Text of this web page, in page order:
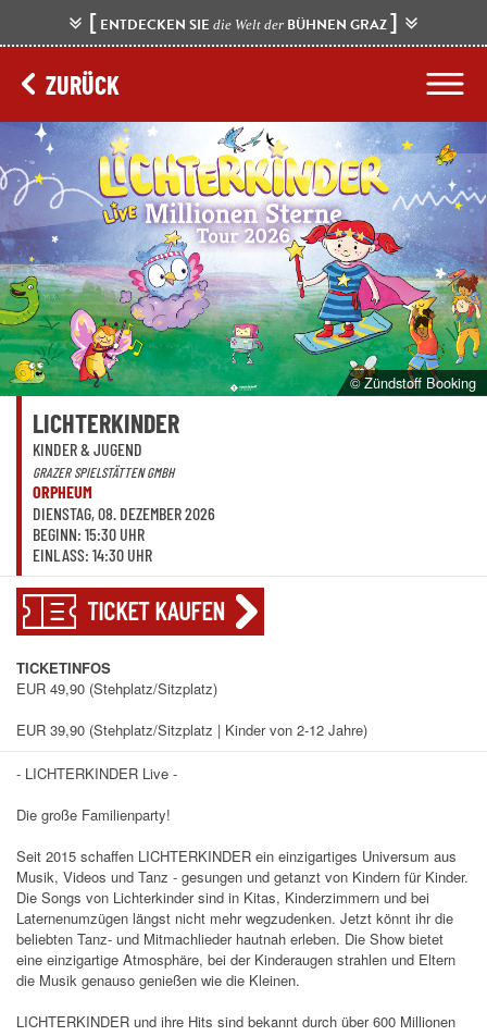
[ ENTDECKEN SIE die Welt der BÜHNEN GRAZ]
ZURÜCK
© Zündstoff Booking
LICHTERKINDER
KINDER & JUGEND
GRAZER SPIELSTÄTTEN GMBH
ORPHEUM
DIENSTAG, 08. DEZEMBER 2026
BEGINN: 15:30 UHR
EINLASS: 14:30 UHR
TICKET KAUFEN
TICKETINFOS
EUR 49,90 (Stehplatz/Sitzplatz)
EUR 39,90 (Stehplatz/Sitzplatz | Kinder von 2-12 Jahre)
- LICHTERKINDER Live -
Die große Familienparty!
Seit 2015 schaffen LICHTERKINDER ein einzigartiges Universum aus
Musik, Videos und Tanz - gesungen und getanzt von Kindern für Kinder.
Die Songs von Lichterkinder sind in Kitas, Kinderzimmern und bei
Laternenumzügen längst nicht mehr wegzudenken. Jetzt könnt ihr die
beliebten Tanz- und Mitmachlieder hautnah erleben. Die Show bietet
eine einzigartige Atmosphäre, bei der Kinderaugen strahlen und Eltern
die Musik genauso genießen wie die Kleinen.
LICHTERKINDER und ihre Hits sind bekannt durch über 600 Millionen